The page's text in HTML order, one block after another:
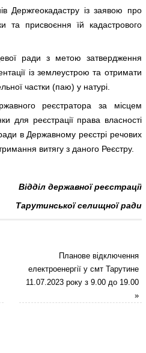
Держгеокадастру із заявою про
та присвоєння їй кадастрового
ради з метою затвердження
із землеустрою та отримати
частки (паю) у натурі.
реєстратора за місцем
для реєстрації права власності
в Державному реєстрі речових
витягу з даного Реєстру.
Відділ державної реєстрації
Тарутинської селищної ради
Планове відключення
електроенергії у смт Тарутине
11.07.2023 року з 9.00 до 19.00
»